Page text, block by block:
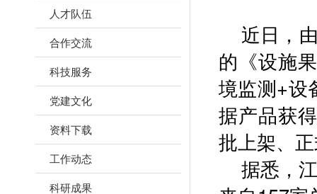
人才队伍
合作交流
科技服务
党建文化
资料下载
工作动态
科研成果
近日，
的《设施
境监测+设
据产品获
批上架、
据悉，